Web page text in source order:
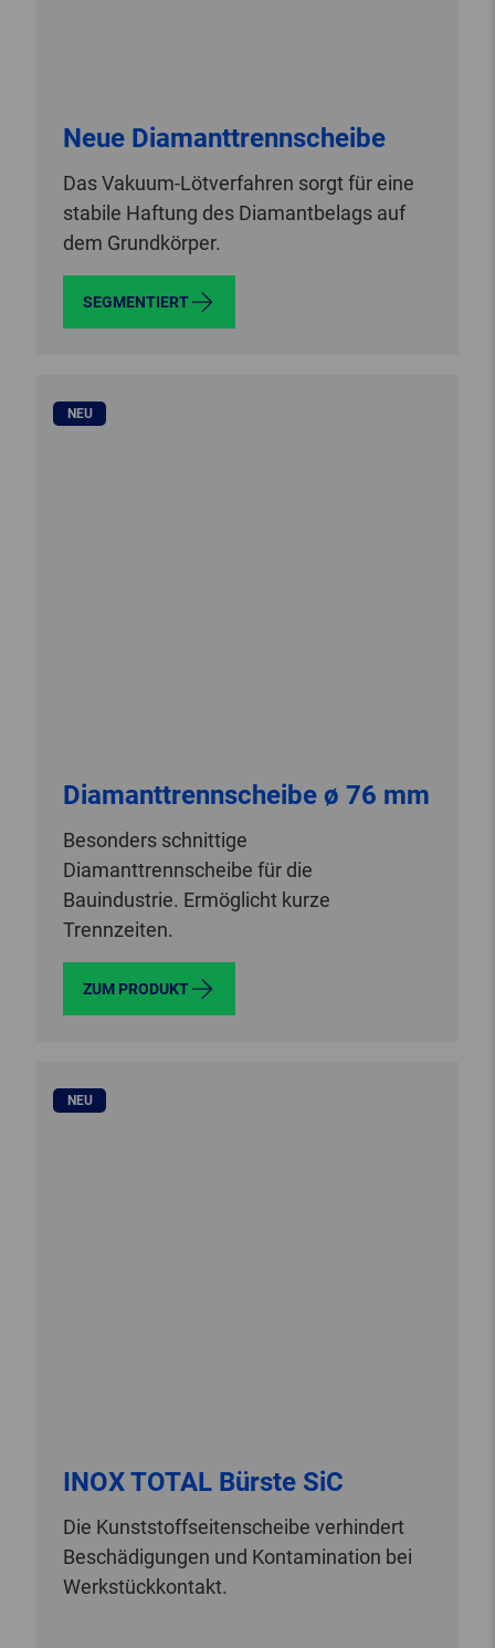
Neue Diamanttrennscheibe
Das Vakuum-Lötverfahren sorgt für eine
stabile Haftung des Diamantbelags auf
dem Grundkörper.
SEGMENTIERT
NEU
Diamanttrennscheibe ø 76 mm
Besonders schnittige
Diamanttrennscheibe für die
Bauindustrie. Ermöglicht kurze
Trennzeiten.
ZUM PRODUKT
NEU
INOX TOTAL Bürste SiC
Die Kunststoffseitenscheibe verhindert
Beschädigungen und Kontamination bei
Werkstückkontakt.